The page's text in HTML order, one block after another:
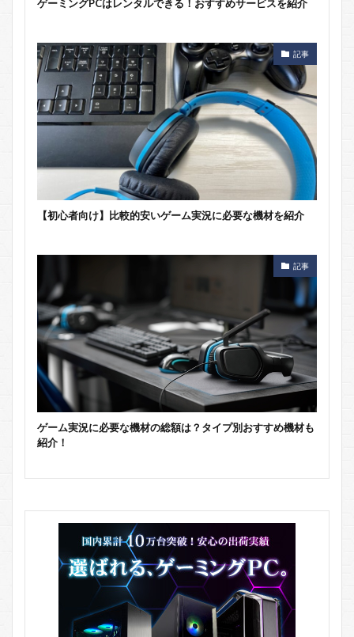
ゲーミングPCはレンタルできる！おすすめサービスを紹介
記事
【初心者向け】比較的安いゲーム実況に必要な機材を紹介
記事
ゲーム実況に必要な機材の総額は？タイプ別おすすめ機材も
紹介！